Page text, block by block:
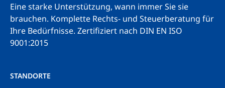
Eine starke Unterstützung, wann immer Sie sie
brauchen. Komplette Rechts- und Steuerberatung für
Ihre Bedürfnisse. Zertifiziert nach DIN EN ISO
9001:2015
STANDORTE